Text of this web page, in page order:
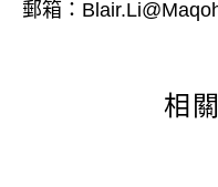
郵箱：
相